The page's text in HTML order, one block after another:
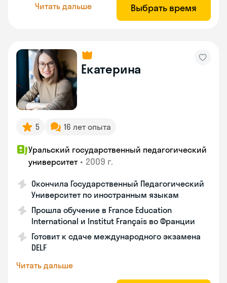
Читать дальше Выбрать время
Екатерина
5 16 лет опыта
Уральский государственный педагогический
университет • 2009 г.
Окончила Государственный Педагогический
Университет по иностранным языкам
Прошла обучение в France Education
International и Institut Français во Франции
Готовит к сдаче международного экзамена
DELF
Читать дальше